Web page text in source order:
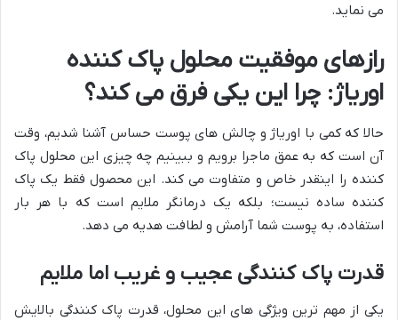
می نماید.
رازهای موفقیت محلول پاک کننده
اوریاژ: چرا این یکی فرق می کند؟
حالا که کمی با اوریاژ و چالش های پوست حساس آشنا شدیم، وقت
آن است که به عمق ماجرا برویم و ببینیم چه چیزی این محلول پاک
کننده را اینقدر خاص و متفاوت می کند. این محصول فقط یک پاک
کننده ساده نیست؛ بلکه یک درمانگر ملایم است که با هر بار
استفاده، به پوست شما آرامش و لطافت هدیه می دهد.
قدرت پاک کنندگی عجیب و غریب اما ملایم
یکی از مهم ترین ویژگی های این محلول، قدرت پاک کنندگی بالایش